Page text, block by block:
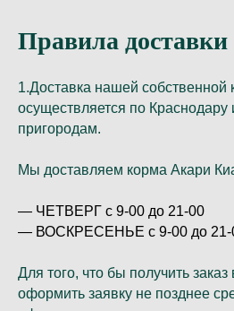
Правила доставки
1.Доставка нашей собственной
осуществляется по
пригородам.
Мы доставляем корма Акари
— ЧЕТВЕРГ с 9-00 до 21-00
— ВОСКРЕСЕНЬЕ с 9-00 до 21-
Для того, что бы получить
оформить заявку не позднее